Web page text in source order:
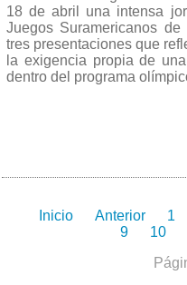
18 de abril una intensa
Juegos Suramericanos
tres presentaciones que
la exigencia propia de
dentro del programa
Inicio Anterior 1
9
10